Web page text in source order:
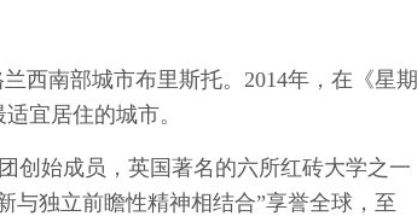
西南部城市布里斯托。2014年，在《星期
宜居住的城市。
创始成员，英国著名的六所红砖大学之一
与独立前瞻性精神相结合”享誉全球，至